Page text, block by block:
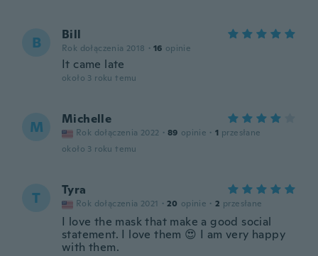
B Bill
Rok dołączenia 2018 · 16 opinie
It came late
około 3 roku temu
M Michelle
Rok dołączenia 2022 · 89 opinie · 1 przesłane
około 3 roku temu
T Tyra
Rok dołączenia 2021 · 20 opinie · 2 przesłane
I love the mask that make a good social
statement. I love them 😍 I am very happy
with them.